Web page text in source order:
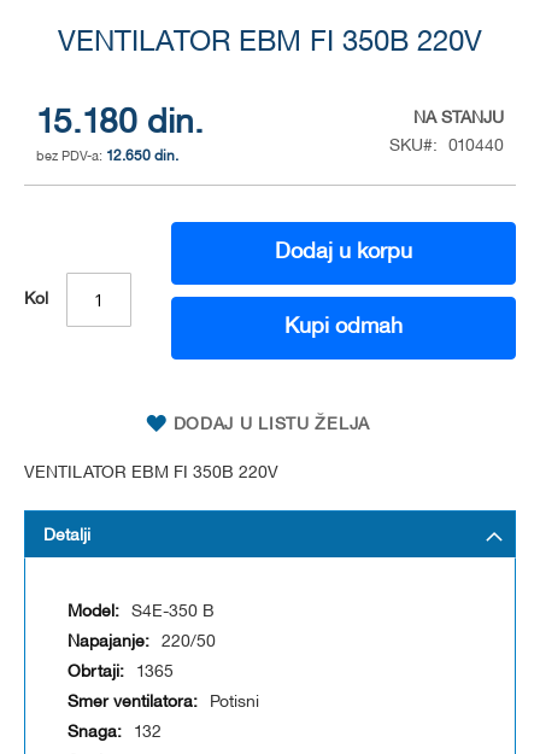
VENTILATOR EBM FI 350B 220V
15.180 din.
12.650 din.
NA STANJU
SKU
010440
Kol
Dodaj u korpu
Kupi odmah
DODAJ U LISTU ŽELJA
VENTILATOR EBM FI 350B 220V
to
of
the
images
gallery
Detalji
S4E-350 B
220/50
1365
Potisni
132